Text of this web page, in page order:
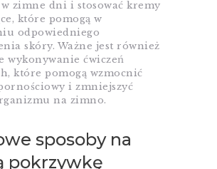
zimne dni i stosować kremy
które pomogą w
odpowiedniego
skóry. Ważne jest również
wykonywanie ćwiczeń
które pomogą wzmocnić
i zmniejszyć
na zimno.
sposoby na
pokrzywkę